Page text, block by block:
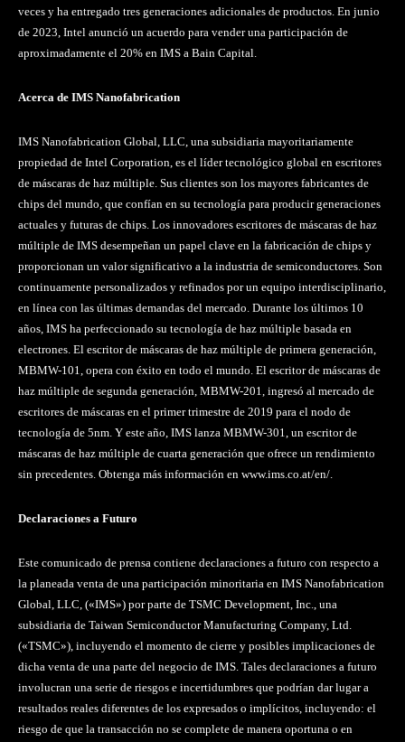
veces y ha entregado tres generaciones adicionales de productos. En junio
de 2023, Intel anunció un acuerdo para vender una participación de
aproximadamente el 20% en IMS a Bain Capital.
Acerca de IMS Nanofabrication
IMS Nanofabrication Global, LLC, una subsidiaria mayoritariamente
propiedad de Intel Corporation, es el líder tecnológico global en escritores
de máscaras de haz múltiple. Sus clientes son los mayores fabricantes de
chips del mundo, que confían en su tecnología para producir generaciones
actuales y futuras de chips. Los innovadores escritores de máscaras de haz
múltiple de IMS desempeñan un papel clave en la fabricación de chips y
proporcionan un valor significativo a la industria de semiconductores. Son
continuamente personalizados y refinados por un equipo interdisciplinario,
en línea con las últimas demandas del mercado. Durante los últimos 10
años, IMS ha perfeccionado su tecnología de haz múltiple basada en
electrones. El escritor de máscaras de haz múltiple de primera generación,
MBMW-101, opera con éxito en todo el mundo. El escritor de máscaras de
haz múltiple de segunda generación, MBMW-201, ingresó al mercado de
escritores de máscaras en el primer trimestre de 2019 para el nodo de
tecnología de 5nm. Y este año, IMS lanza MBMW-301, un escritor de
máscaras de haz múltiple de cuarta generación que ofrece un rendimiento
sin precedentes. Obtenga más información en www.ims.co.at/en/.
Declaraciones a Futuro
Este comunicado de prensa contiene declaraciones a futuro con respecto a
la planeada venta de una participación minoritaria en IMS Nanofabrication
Global, LLC, («IMS») por parte de TSMC Development, Inc., una
subsidiaria de Taiwan Semiconductor Manufacturing Company, Ltd.
(«TSMC»), incluyendo el momento de cierre y posibles implicaciones de
dicha venta de una parte del negocio de IMS. Tales declaraciones a futuro
involucran una serie de riesgos e incertidumbres que podrían dar lugar a
resultados reales diferentes de los expresados o implícitos, incluyendo: el
riesgo de que la transacción no se complete de manera oportuna o en